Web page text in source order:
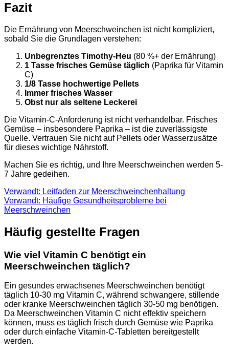
Fazit
Die Ernährung von Meerschweinchen ist nicht kompliziert,
sobald Sie die Grundlagen verstehen:
Unbegrenztes Timothy-Heu (80 %+ der Ernährung)
1 Tasse frisches Gemüse täglich (Paprika für Vitamin
C)
1/8 Tasse hochwertige Pellets
Immer frisches Wasser
Obst nur als seltene Leckerei
Die Vitamin-C-Anforderung ist nicht verhandelbar. Frisches
Gemüse – insbesondere Paprika – ist die zuverlässigste
Quelle. Vertrauen Sie nicht auf Pellets oder Wasserzusätze
für dieses wichtige Nährstoff.
Machen Sie es richtig, und Ihre Meerschweinchen werden 5-
7 Jahre gedeihen.
Verwandt: Leitfaden zur Meerschweinchenhaltung
Verwandt: Häufige Gesundheitsprobleme bei
Meerschweinchen
Häufig gestellte Fragen
Wie viel Vitamin C benötigt ein
Meerschweinchen täglich?
Ein gesundes erwachsenes Meerschweinchen benötigt
täglich 10-30 mg Vitamin C, während schwangere, stillende
oder kranke Meerschweinchen täglich 30-50 mg benötigen.
Da Meerschweinchen Vitamin C nicht effektiv speichern
können, muss es täglich frisch durch Gemüse wie Paprika
oder durch einfache Vitamin-C-Tabletten bereitgestellt
werden.